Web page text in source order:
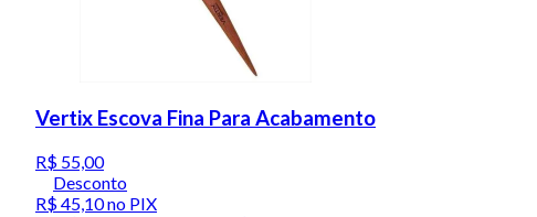
Vertix Escova Fina Para Acabamento
R$ 55,00
Desconto
R$ 45,10no PIX